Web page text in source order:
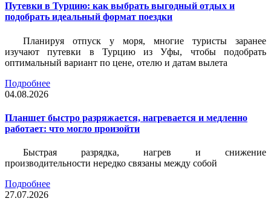
Путевки в Турцию: как выбрать выгодный отдых и
подобрать идеальный формат поездки
Планируя отпуск у моря, многие туристы заранее
изучают путевки в Турцию из Уфы, чтобы подобрать
оптимальный вариант по цене, отелю и датам вылета
Подробнее
04.08.2026
Планшет быстро разряжается, нагревается и медленно
работает: что могло произойти
Быстрая разрядка, нагрев и снижение
производительности нередко связаны между собой
Подробнее
27.07.2026